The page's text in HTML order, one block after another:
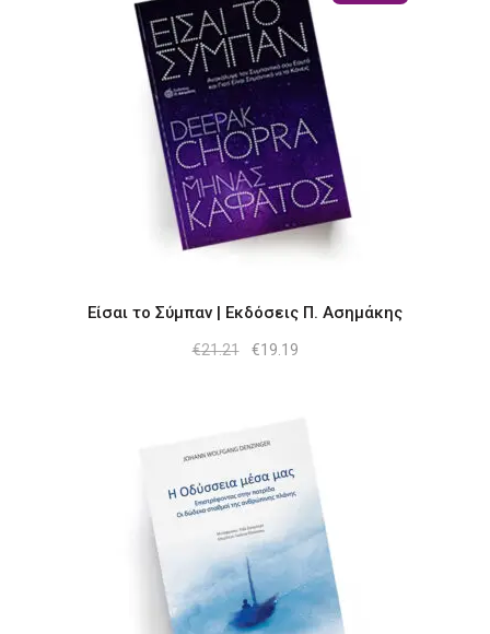
Είσαι το Σύμπαν | Εκδόσεις Π. Ασημάκης
€21.21
Original
€19.19Η